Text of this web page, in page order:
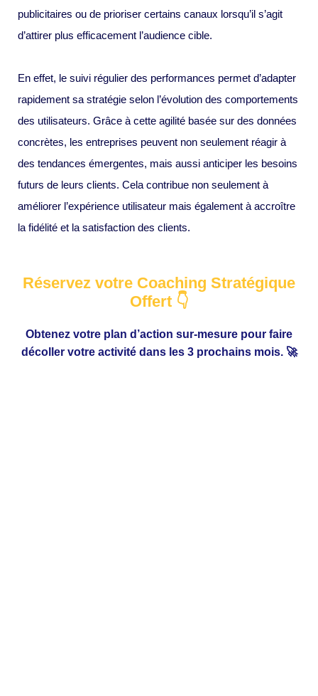
publicitaires ou de prioriser certains canaux lorsqu’il s’agit
d’attirer plus efficacement l’audience cible.
En effet, le suivi régulier des performances permet d’adapter
rapidement sa stratégie selon l’évolution des comportements
des utilisateurs. Grâce à cette agilité basée sur des données
concrètes, les entreprises peuvent non seulement réagir à
des tendances émergentes, mais aussi anticiper les besoins
futurs de leurs clients. Cela contribue non seulement à
améliorer l’expérience utilisateur mais également à accroître
la fidélité et la satisfaction des clients.
Réservez votre Coaching Stratégique
Offert 👇
Obtenez votre plan d’action sur-mesure pour faire
décoller votre activité dans les 3 prochains mois. 🚀